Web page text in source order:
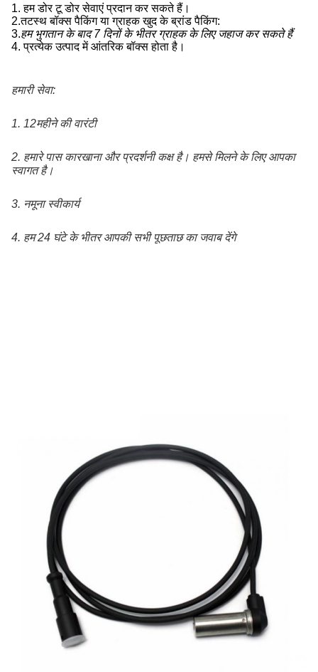
1. हम डोर टू डोर सेवाएं प्रदान कर सकते हैं।
2.तटस्थ बॉक्स पैकिंग या ग्राहक खुद के ब्रांड पैकिंग:
3.हम भुगतान के बाद 7 दिनों के भीतर ग्राहक के लिए जहाज कर सकते हैं
4. प्रत्येक उत्पाद में आंतरिक बॉक्स होता है।
हमारी सेवा:
1. 12महीने की वारंटी
2. हमारे पास कारखाना और प्रदर्शनी कक्ष है। हमसे मिलने के लिए आपका
स्वागत है।
3. नमूना स्वीकार्य
4. हम 24 घंटे के भीतर आपकी सभी पूछताछ का जवाब देंगे